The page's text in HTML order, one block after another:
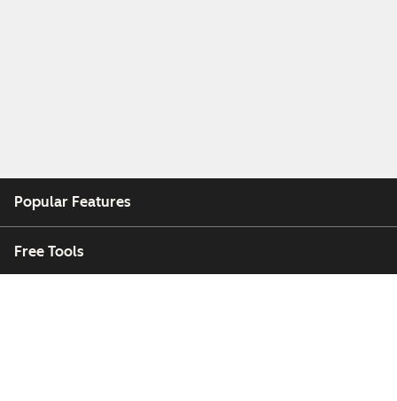
Popular Features
Free Tools